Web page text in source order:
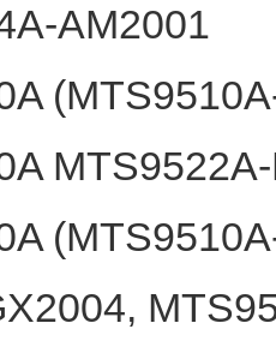
AM2001
MTS9522A-